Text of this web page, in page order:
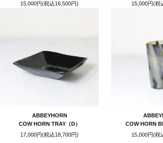
15,000円(税込16,500円)
15,000円(税
ABBEYHORN
COW HORN TRAY（D）
17,000円(税込18,700円)
COW HORN
15,000円(税